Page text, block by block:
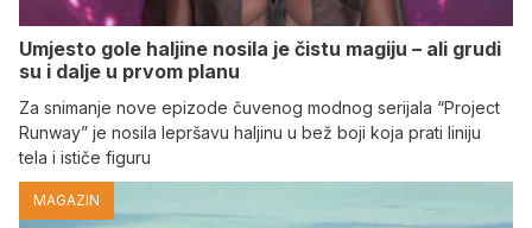
Umjesto gole haljine nosila je čistu magiju – ali grudi
su i dalje u prvom planu
Za snimanje nove epizode čuvenog modnog serijala “Project
Runway” je nosila lepršavu haljinu u bež boji koja prati liniju
tela i ističe figuru
MAGAZIN